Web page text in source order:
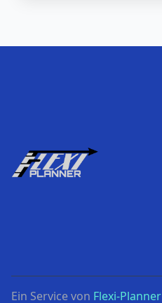
Ein Service von Flexi-Planner